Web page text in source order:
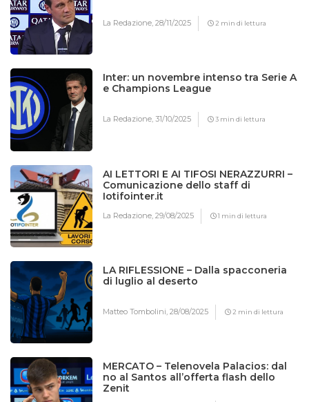
La Redazione,28/11/2025 2 min di lettura
Inter: un novembre intenso tra Serie A
e Champions League
La Redazione,31/10/2025 3 min di lettura
AI LETTORI E AI TIFOSI NERAZZURRI –
Comunicazione dello staff di
Iotifointer.it
La Redazione,29/08/2025 1 min di lettura
LA RIFLESSIONE – Dalla spacconeria
di luglio al deserto
Matteo Tombolini,28/08/2025 2 min di lettura
MERCATO – Telenovela Palacios: dal
no al Santos all’offerta flash dello
Zenit